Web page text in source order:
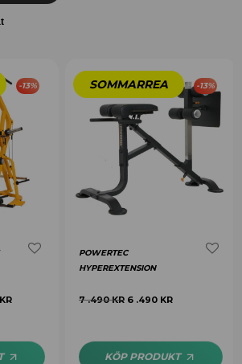
-13%
KR
-13%
POWERTEC
HYPEREXTENSION
7 .490KR 6 .490 KR
KÖP PRODUKT